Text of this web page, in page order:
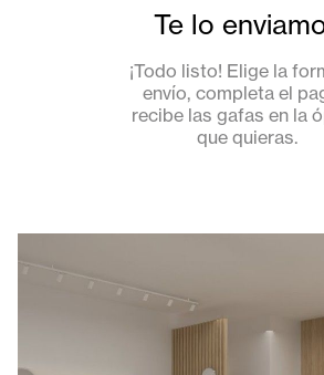
Te lo
¡Todo listo! Elige la
envío, completa el
recibe las gafas en la
que quieras.